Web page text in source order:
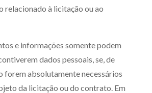
relacionado à licitação ou ao
e informações somente podem
dados pessoais, se, de
forem absolutamente necessários
da licitação ou do contrato. Em